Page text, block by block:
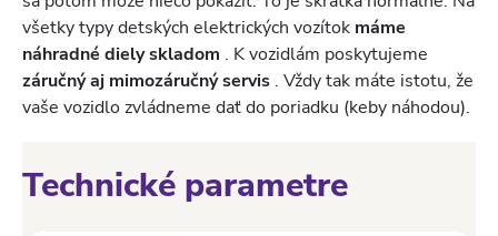
všetky typy detských elektrických vozítok máme
náhradné diely skladom . K vozidlám poskytujeme
záručný aj mimozáručný servis . Vždy tak máte istotu, že
vaše vozidlo zvládneme dať do poriadku (keby náhodou).
Technické parametre